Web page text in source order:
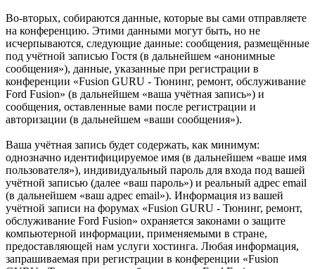
Во-вторых, собираются данные, которые вы сами отправляете
на конференцию. Этими данными могут быть, но не
исчерпываются, следующие данные: сообщения, размещённые
под учётной записью Гостя (в дальнейшем «анонимные
сообщения»), данные, указанные при регистрации в
конференции «Fusion GURU - Тюнинг, ремонт, обслуживание
Ford Fusion» (в дальнейшем «ваша учётная запись») и
сообщения, оставленные вами после регистрации и
авторизации (в дальнейшем «ваши сообщения»).
Ваша учётная запись будет содержать, как минимум:
однозначно идентифицируемое имя (в дальнейшем «ваше имя
пользователя»), индивидуальный пароль для входа под вашей
учётной записью (далее «ваш пароль») и реальный адрес email
(в дальнейшем «ваш адрес email»). Информация из вашей
учётной записи на форумах «Fusion GURU - Тюнинг, ремонт,
обслуживание Ford Fusion» охраняется законами о защите
компьютерной информации, применяемыми в стране,
предоставляющей нам услуги хостинга. Любая информация,
запрашиваемая при регистрации в конференции «Fusion